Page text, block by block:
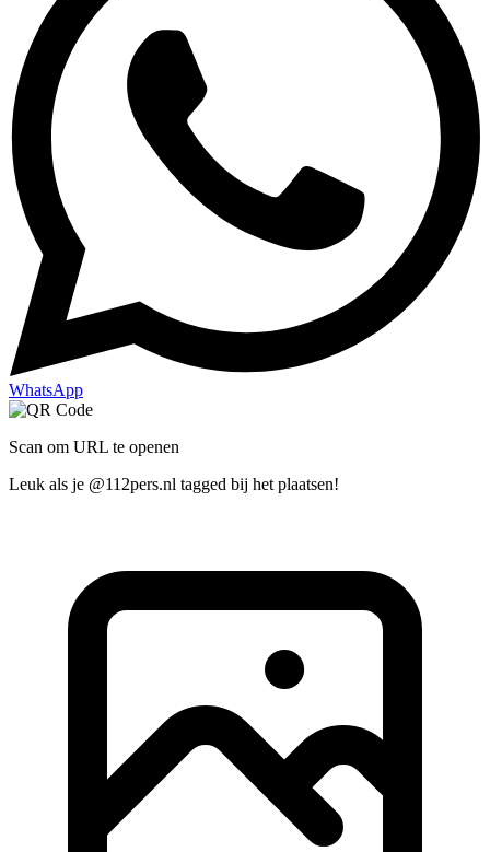
WhatsApp
Scan om URL te openen
Leuk als je @112pers.nl tagged bij het plaatsen!